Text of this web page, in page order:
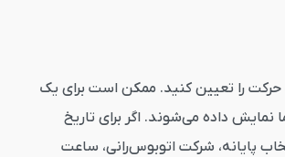
را تعیین کنید. ممکن است برای یک
داده می‌شوند. اگر برای تاریخ
پایانه، شرکت اتوبوس‌رانی، ساعت